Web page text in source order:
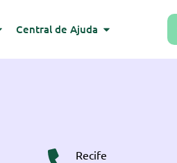
Central de Ajuda
Recife